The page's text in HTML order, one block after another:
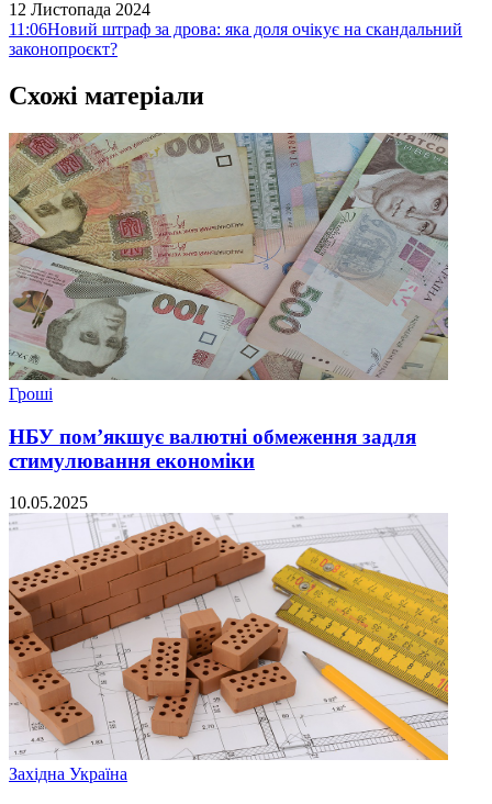
12 Листопада 2024
11:06Новий штраф за дрова: яка доля очікує на скандальний
законопроєкт?
Схожі матеріали
Гроші
НБУ пом’якшує валютні обмеження задля
стимулювання економіки
10.05.2025
Західна Україна